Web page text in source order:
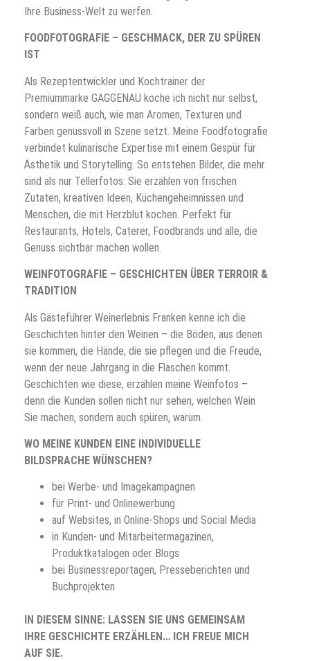
Ihre Business-Welt zu werfen.
FOODFOTOGRAFIE – GESCHMACK, DER ZU SPÜREN
IST
Als Rezeptentwickler und Kochtrainer der
Premiummarke GAGGENAU koche ich nicht nur selbst,
sondern weiß auch, wie man Aromen, Texturen und
Farben genussvoll in Szene setzt. Meine Foodfotografie
verbindet kulinarische Expertise mit einem Gespür für
Ästhetik und Storytelling. So entstehen Bilder, die mehr
sind als nur Tellerfotos: Sie erzählen von frischen
Zutaten, kreativen Ideen, Küchengeheimnissen und
Menschen, die mit Herzblut kochen. Perfekt für
Restaurants, Hotels, Caterer, Foodbrands und alle, die
Genuss sichtbar machen wollen.
WEINFOTOGRAFIE – GESCHICHTEN ÜBER TERROIR &
TRADITION
Als Gästeführer Weinerlebnis Franken kenne ich die
Geschichten hinter den Weinen – die Böden, aus denen
sie kommen, die Hände, die sie pflegen und die Freude,
wenn der neue Jahrgang in die Flaschen kommt.
Geschichten wie diese, erzählen meine Weinfotos –
denn die Kunden sollen nicht nur sehen, welchen Wein
Sie machen, sondern auch spüren, warum.
WO MEINE KUNDEN EINE INDIVIDUELLE
BILDSPRACHE WÜNSCHEN?
bei Werbe- und Imagekampagnen
für Print- und Onlinewerbung
auf Websites, in Online-Shops und Social Media
in Kunden- und Mitarbeitermagazinen,
Produktkatalogen oder Blogs
bei Businessreportagen, Presseberichten und
Buchprojekten
IN DIESEM SINNE: LASSEN SIE UNS GEMEINSAM
IHRE GESCHICHTE ERZÄHLEN… ICH FREUE MICH
AUF SIE.